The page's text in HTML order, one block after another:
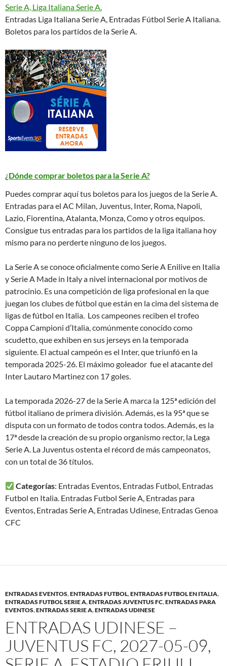
Serie A, Liga Italiana Serie A.
Entradas Liga Italiana Serie A, Entradas Fútbol Serie A Italiana.
Boletos para los partidos de la Serie A.
¿Dónde comprar boletos para la Serie A?
Puedes comprar aquí tus boletos para los juegos de la Serie A.
Entradas para el AC Milan, Juventus, Inter, Roma, Napoli,
Lazio, Fiorentina, Atalanta, Monza, Como y otros equipos.
Consigue tus entradas para los partidos de la liga italiana hoy
mismo para no perderte ninguno de los juegos.
La Serie A se conoce oficialmente como Serie A Enilive en Italia
y Serie A Made in Italy a nivel internacional por motivos de
patrocinio. Es una competición de liga profesional en la que
juegan los clubes de fútbol que están en la cima del sistema de
ligas de fútbol en Italia. Los campeones reciben el trofeo
Coppa Campioni d’Italia, comúnmente conocido como
scudetto, que exhiben en sus jerseys en la temporada
siguiente. El actual campeón es el Inter, que triunfó en la
temporada 2025-26. El máximo goleador fue el atacante del
Inter Lautaro Martinez con 17 goles.
La temporada 2026-27 de la Serie A marca la 125ª edición del
fútbol italiano de primera división. Además, es la 95ª que se
disputa con un formato de todos contra todos. Además, es la
17ª desde la creación de su propio organismo rector, la Lega
Serie A. La Juventus ostenta el récord de más campeonatos,
con un total de 36 títulos.
Categorías: Entradas Eventos, Entradas Futbol, Entradas
Futbol en Italia. Entradas Futbol Serie A, Entradas para
Eventos, Entradas Serie A, Entradas Udinese, Entradas Genoa
CFC
ENTRADAS EVENTOS,ENTRADAS FUTBOL,ENTRADAS FUTBOL EN ITALIA,
ENTRADAS FUTBOL SERIE A,ENTRADAS JUVENTUS FC,ENTRADAS PARA
EVENTOS,ENTRADAS SERIE A,ENTRADAS UDINESE
ENTRADAS UDINESE –
JUVENTUS FC, 2027-05-09,